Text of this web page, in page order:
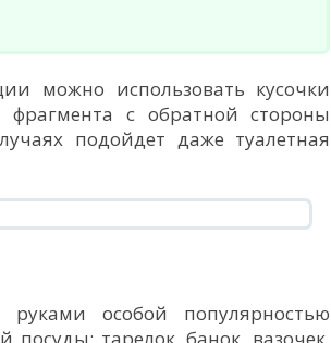
можно использовать кусочки
фрагмента с обратной стороны
подойдет даже туалетная
особой популярностью